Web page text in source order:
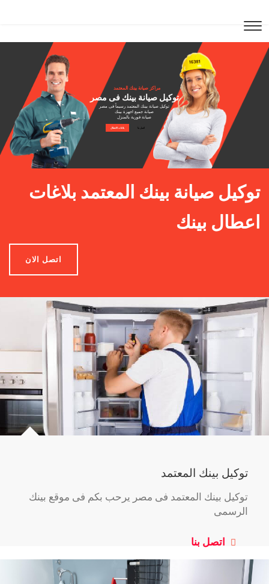
مراكز صيانة بينك المعتمد
توكيل صيانة بينك فى مصر
توكيل صيانة بينك المعتمد رسيماً فى مصر
صيانة جميع اجهزة بينك
صيانة فورية بالمنزل
بلاغات الاعطال اتصل بنا
توكيل صيانة بينك المعتمد بلاغات
اعطال بينك
اتصل الان
توكيل بينك المعتمد
توكيل بينك المعتمد فى مصر يرحب بكم فى موقع بينك
الرسمى